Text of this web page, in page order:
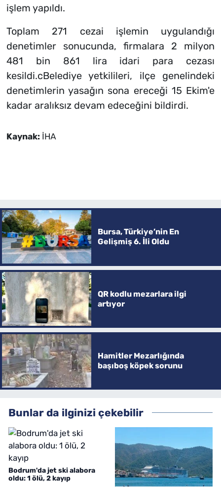
işlem yapıldı.
Toplam 271 cezai işlemin uygulandığı
denetimler sonucunda, firmalara 2 milyon
481 bin 861 lira idari para cezası
kesildi.cBelediye yetkilileri, ilçe genelindeki
denetimlerin yasağın sona ereceği 15 Ekim'e
kadar aralıksız devam edeceğini bildirdi.
Kaynak: İHA
Bursa, Türkiye’nin En
Gelişmiş 6. İli Oldu
QR kodlu mezarlara ilgi
artıyor
Hamitler Mezarlığında
başıboş köpek sorunu
Bunlar da ilginizi çekebilir
Bodrum'da jet ski alabora
oldu: 1 ölü, 2 kayıp